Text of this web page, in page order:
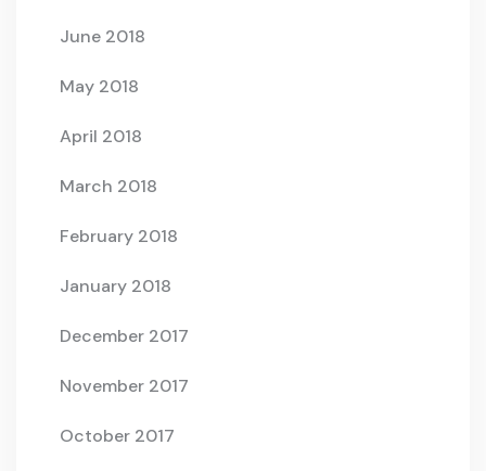
June 2018
May 2018
April 2018
March 2018
February 2018
January 2018
December 2017
November 2017
October 2017